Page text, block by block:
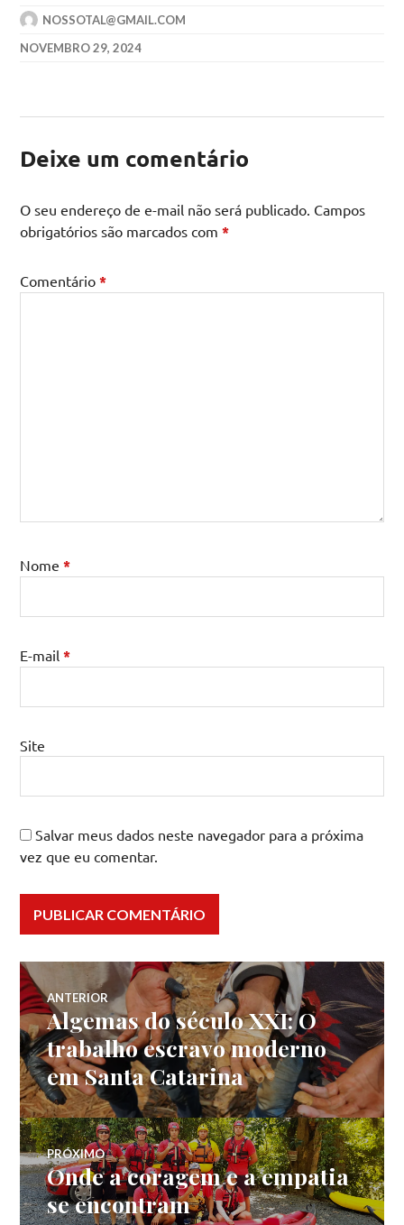
NOSSOTAL@GMAIL.COM
NOVEMBRO 29, 2024
Deixe um comentário
O seu endereço de e-mail não será publicado. Campos
obrigatórios são marcados com*
Comentário*
Nome*
E-mail*
Site
Salvar meus dados neste navegador para a próxima
vez que eu comentar.
Navegação
de
Post
ANTERIOR
Post
anterior:
Algemas do século XXI: O
trabalho escravo moderno
em Santa Catarina
PRÓXIMO
Próximo
post:
Onde a coragem e a empatia
se encontram